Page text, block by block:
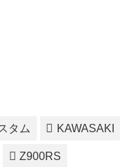
タム KAWASAKI
Z900RS